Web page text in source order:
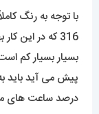
با توجه به رنگ
316 که در این
بسیار بسیار کم
درصد ساعت